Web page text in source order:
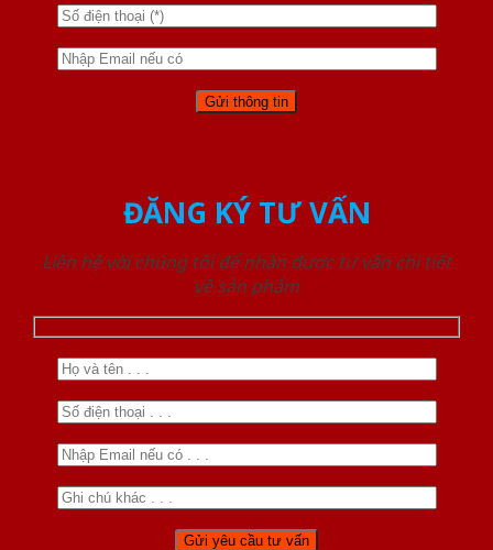
ĐĂNG KÝ TƯ VẤN
Liên hệ với chúng tôi để nhận được tư vấn chi tiết
về sản phẩm